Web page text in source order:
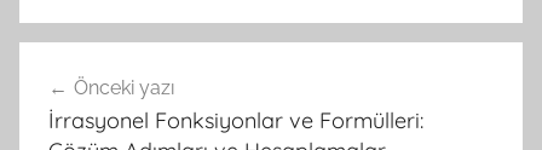
gezinmesi
Önceki yazı
İrrasyonel Fonksiyonlar ve Formülleri: